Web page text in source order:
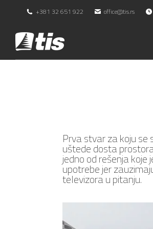
+381 32 651 922 office@tis.rs
Prva stvar za koju se
uštede dosta
jedno od rešenja
upotrebe jer
televizora u pitanju.